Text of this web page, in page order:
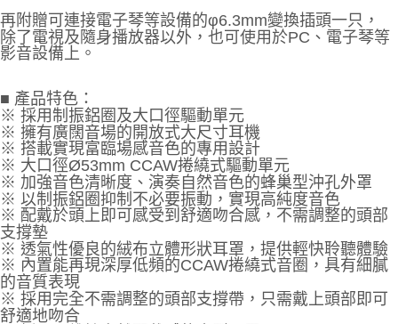
再附贈可連接電子琴等設備的φ6.3mm變換插頭一只，
除了電視及隨身播放器以外，也可使用於PC、電子琴等
影音設備上。
■ 產品特色：
※ 採用制振鋁圈及大口徑驅動單元
※ 擁有廣闊音場的開放式大尺寸耳機
※ 搭載實現富臨場感音色的專用設計
※ 大口徑Ø53mm CCAW捲繞式驅動單元
※ 加強音色清晰度、演奏自然音色的蜂巢型沖孔外罩
※ 以制振鋁圈抑制不必要振動，實現高純度音色
※ 配戴於頭上即可感受到舒適吻合感，不需調整的頭部
支撐墊
※ 透氣性優良的絨布立體形狀耳罩，提供輕快聆聽體驗
※ 內置能再現深厚低頻的CCAW捲繞式音圈，具有細膩
的音質表現
※ 採用完全不需調整的頭部支撐帶，只需戴上頭部即可
舒適地吻合